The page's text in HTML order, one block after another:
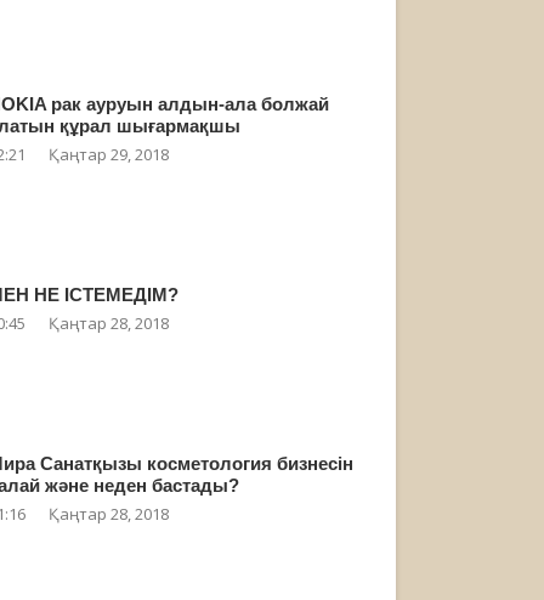
рак ауруын алдын-ала болжай
құрал шығармақшы
Қаңтар 29, 2018
НЕ ІСТЕМЕДІМ?
Қаңтар 28, 2018
Санатқызы косметология бизнесін
және неден бастады?
Қаңтар 28, 2018